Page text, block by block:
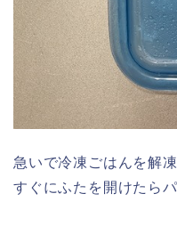
急いで冷凍ごはんを解
すぐにふたを開けたら